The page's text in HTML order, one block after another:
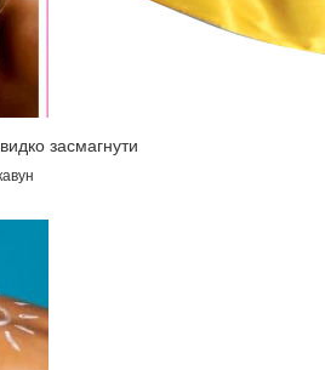
засмагнути